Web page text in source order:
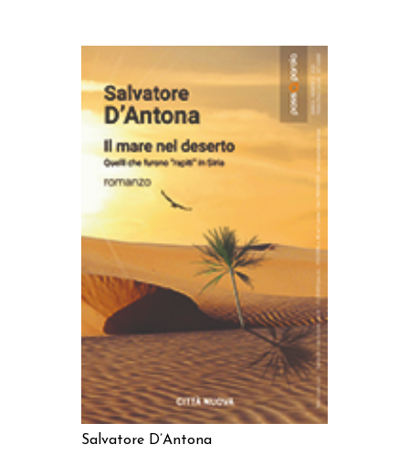
AGGIUNGI AL CARRELLO
Salvatore D’Antona